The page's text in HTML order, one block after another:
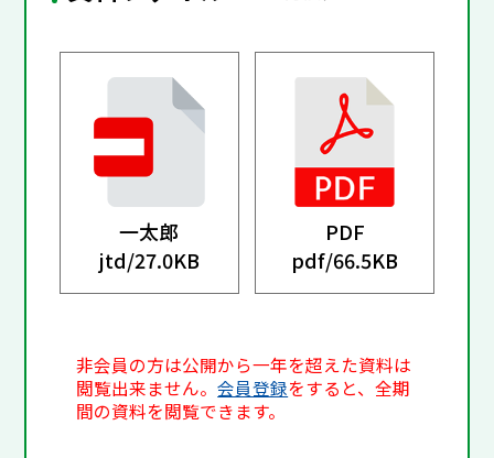
一太郎
jtd/27.0KB
PDF
pdf/66.5KB
非会員の方は公開から一年を超えた資料は
閲覧出来ません。会員登録をすると、全期
間の資料を閲覧できます。